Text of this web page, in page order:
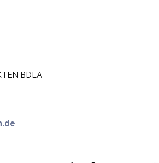
BDLA